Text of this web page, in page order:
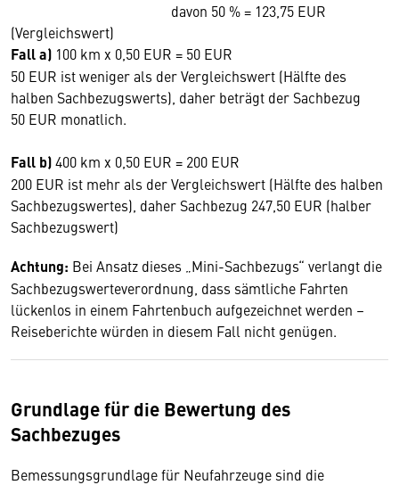
davon 50 % = 123,75 EUR
(Vergleichswert)
Fall a) 100 km x 0,50 EUR = 50 EUR
50 EUR ist weniger als der Vergleichswert (Hälfte des
halben Sachbezugswerts), daher beträgt der Sachbezug
50 EUR monatlich.
Fall b)400 km x 0,50 EUR = 200 EUR
200 EUR ist mehr als der Vergleichswert (Hälfte des halben
Sachbezugswertes), daher Sachbezug 247,50 EUR (halber
Sachbezugswert)
Achtung: Bei Ansatz dieses „Mini-Sachbezugs“ verlangt die
Sachbezugswerteverordnung, dass sämtliche Fahrten
lückenlos in einem Fahrtenbuch aufgezeichnet werden –
Reiseberichte würden in diesem Fall nicht genügen.
Grundlage für die Bewertung des
Sachbezuges
Bemessungsgrundlage für Neufahrzeuge sind die